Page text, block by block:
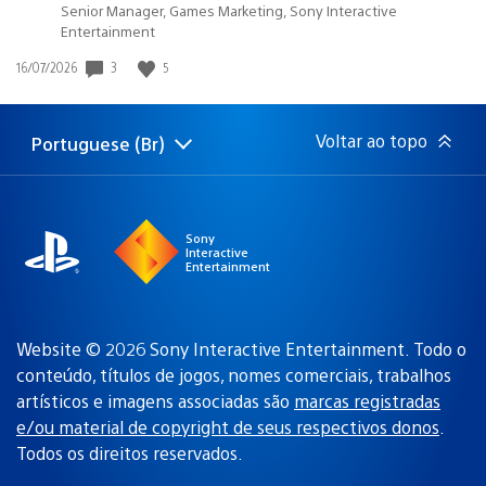
Senior Manager, Games Marketing, Sony Interactive
Entertainment
Data
publicação:
16/07/2026 3 5
Selecione
Região
Portuguese (Br) Voltar ao topo
Sony
Interactive
Entertainment
Website © 2026 Sony Interactive Entertainment. Todo o
conteúdo, títulos de jogos, nomes comerciais, trabalhos
artísticos e imagens associadas são marcas registradas
e/ou material de copyright de seus respectivos donos.
Todos os direitos reservados.